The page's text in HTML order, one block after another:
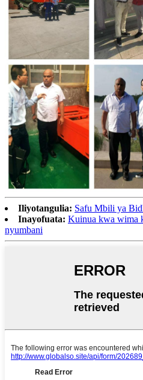
Iliyotangulia: Safu Mbili ya
Inayofuata: Kuinua kwa wima
nyumbani